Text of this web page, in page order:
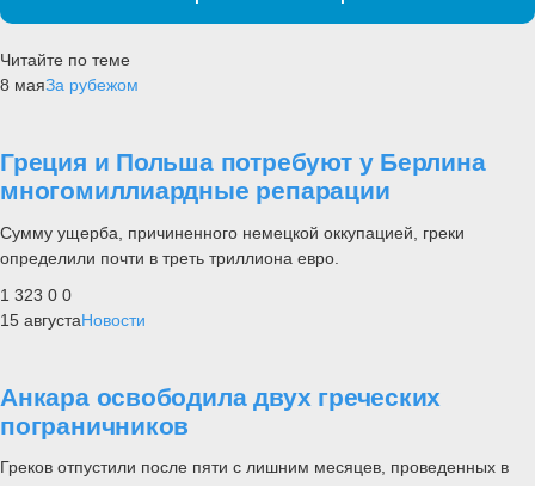
Читайте по теме
8 маяЗа рубежом
Греция и Польша потребуют у Берлина
многомиллиардные репарации
Сумму ущерба, причиненного немецкой оккупацией, греки
определили почти в треть триллиона евро.
1 323 0 0
15 августаНовости
Анкара освободила двух греческих
пограничников
Греков отпустили после пяти с лишним месяцев, проведенных в